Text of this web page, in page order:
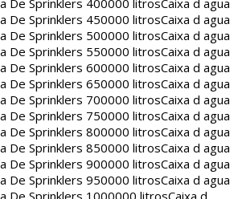
De Sprinklers 400000 litrosCaixa d agua
De Sprinklers 450000 litrosCaixa d agua
De Sprinklers 500000 litrosCaixa d agua
De Sprinklers 550000 litrosCaixa d agua
De Sprinklers 600000 litrosCaixa d agua
De Sprinklers 650000 litrosCaixa d agua
De Sprinklers 700000 litrosCaixa d agua
De Sprinklers 750000 litrosCaixa d agua
De Sprinklers 800000 litrosCaixa d agua
De Sprinklers 850000 litrosCaixa d agua
De Sprinklers 900000 litrosCaixa d agua
De Sprinklers 950000 litrosCaixa d agua